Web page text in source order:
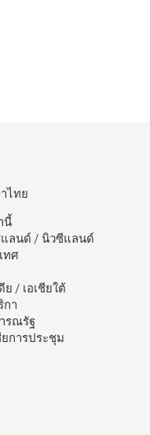
ไทย
นี้
ลนด์ / นิวซีแลนด์
ทศ
ย / เอเชียใต้
กา
รณรัฐ
ยการประชุม